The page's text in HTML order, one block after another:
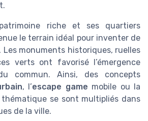
riche et ses quartiers
le terrain idéal pour inventer de
monuments historiques, ruelles
verts ont favorisé l’émergence
commun. Ainsi, des concepts
, l’escape game mobile ou la
thématique se sont multipliés dans
de la ville.